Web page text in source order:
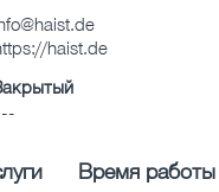
haist.de
Время работы